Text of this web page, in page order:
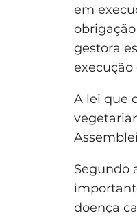
em
gestora
execução
A lei que
Segundo
doença